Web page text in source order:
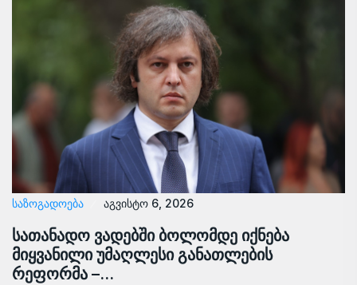
ᲡᲐᲖᲝᲒᲐᲓᲝᲔᲑᲐ აგვისტო 6, 2026
სათანადო ვადებში ბოლომდე იქნება
მიყვანილი უმაღლესი განათლების
რეფორმა –…